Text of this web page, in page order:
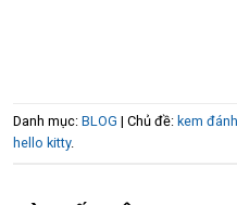
Danh mục: BLOG | Chủ đề: kem
hello kitty.